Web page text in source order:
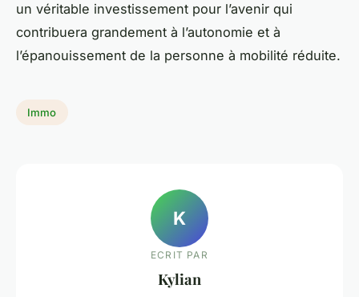
un véritable investissement pour l’avenir qui
contribuera grandement à l’autonomie et à
l’épanouissement de la personne à mobilité réduite.
Immo
K
ECRIT PAR
Kylian